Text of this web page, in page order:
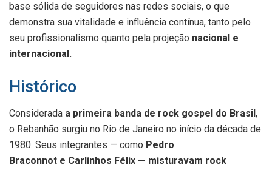
base sólida de seguidores nas redes sociais, o que
demonstra sua vitalidade e influência contínua, tanto pelo
seu profissionalismo quanto pela projeção nacional e
internacional.
Histórico
Considerada a primeira banda de rock gospel do Brasil ,
o Rebanhão surgiu no Rio de Janeiro no início da década de
1980. Seus integrantes — como Pedro
Braconnot e Carlinhos Félix — misturavam rock